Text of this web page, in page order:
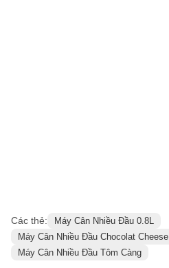
Các thẻ:
Máy Cân Nhiều Đầu 0.8L
Máy Cân Nhiều Đầu Chocolat Cheese
Máy Cân Nhiều Đầu Tôm Càng